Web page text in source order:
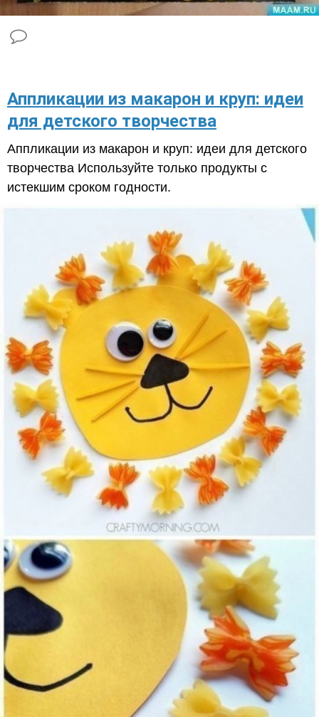
​Аппликации из макарон и круп: идеи
для детского творчества
Аппликации из макарон и круп: идеи для детского
творчества Используйте только продукты с
истекшим сроком годности.